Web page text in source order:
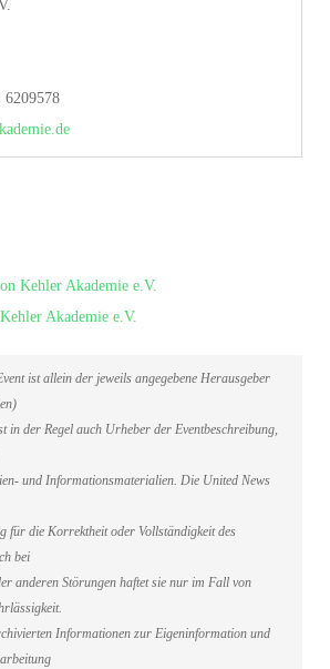
6209578
Kehler Akademie e.V.
Akademie e.V.
ist allein der jeweils angegebene Herausgeber
in der Regel auch Urheber der Eventbeschreibung,
und Informationsmaterialien. Die United News
für die Korrektheit oder Vollständigkeit des
bei
anderen Störungen haftet sie nur im Fall von
Informationen zur Eigeninformation und